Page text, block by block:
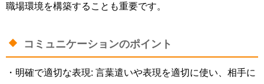
職場環境を構築することも重要です。
コミュニケーションのポイント
・明確で適切な表現: 言葉遣いや表現を適切に使い、相手に